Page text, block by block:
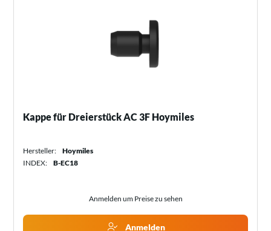
Kappe für Dreierstück AC 3F Hoymiles
Hersteller:
Hoymiles
INDEX:
B-EC18
Anmelden um Preise zu sehen
Anmelden